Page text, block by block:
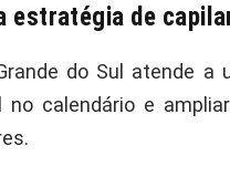
estratégia de
do Sul atende
no calendário e